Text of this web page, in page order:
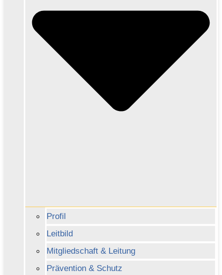
Profil
Leitbild
Mitgliedschaft & Leitung
Prävention & Schutz